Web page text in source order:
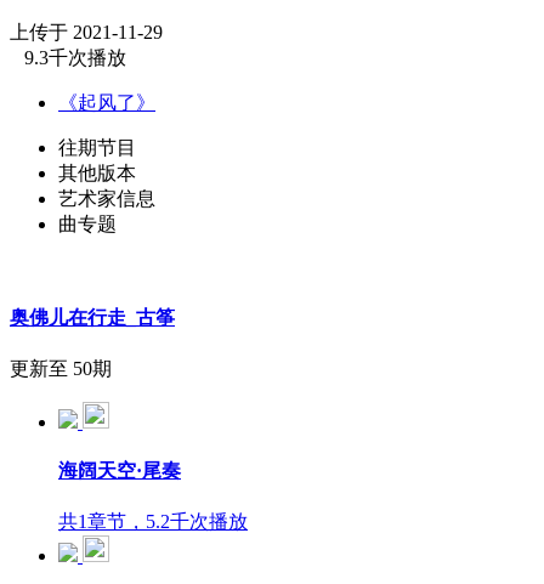
上传于 2021-11-29
9.3千次播放
《起风了》
往期节目
其他版本
艺术家信息
曲专题
奥佛儿在行走_古筝
更新至 50期
海阔天空·尾奏
共1章节，5.2千次播放